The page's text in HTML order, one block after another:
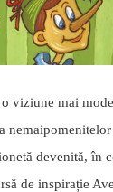
viziune mai
devenită, în
de inspirație